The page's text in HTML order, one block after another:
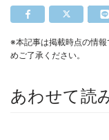
※本記事は掲載時点の情
めご了承ください。
あわせて読